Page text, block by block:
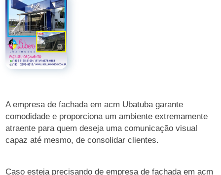
A empresa de fachada em acm Ubatuba garante
comodidade e proporciona um ambiente extremamente
atraente para quem deseja uma comunicação visual
capaz até mesmo, de consolidar clientes.
Caso esteja precisando de empresa de fachada em acm